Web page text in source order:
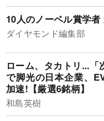
10人のノーベル賞学
ダイヤモンド編集部
ローム、タカトリ...
で脚光の日本企業、
加速!【厳選6銘柄】
和島英樹